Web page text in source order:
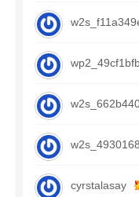
cyrstalasay